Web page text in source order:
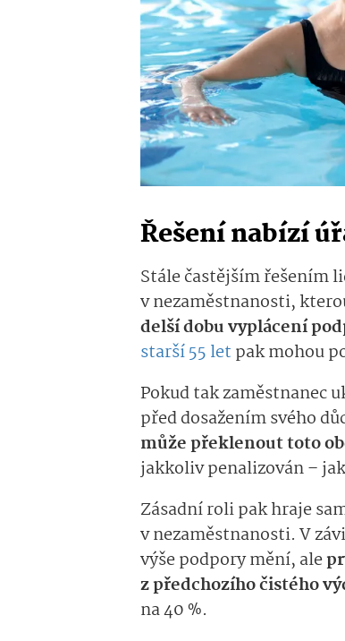
Řešení nabízí
Stále častějším řešením
v nezaměstnanosti,
delší dobu vyplácení
starší 55 let pak mohou
Pokud tak zaměstnanec
před dosažením svého
může překlenout toto
jakkoliv penalizován –
Zásadní roli pak hraje
v nezaměstnanosti. V
výše podpory mění, ale
z předchozího čistého
na 40 %.